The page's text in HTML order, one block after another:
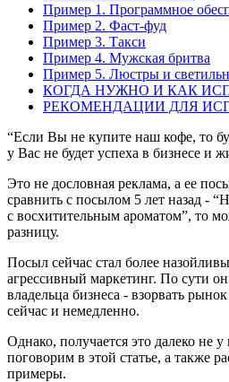
Пример 1. Программное
Пример 2. Фаст-фуд
Пример 3. Такси
Пример 4. Мужская бритва
Пример 5. Люстры и
КОГДА НУЖНО И КАК
РЕКОМЕНДАЦИИ ДЛЯ
“Если Вы не купите наш кофе, то
у Вас не будет успеха в бизнесе и
Это не дословная реклама, а ее
сравнить с посылом 5 лет назад -
с восхитительным ароматом”, то
разницу.
Посыл сейчас стал более
агрессивный маркетинг. По сути
владельца бизнеса - взорвать
сейчас и немедленно.
Однако, получается это далеко не
поговорим в этой статье, а также
примеры.